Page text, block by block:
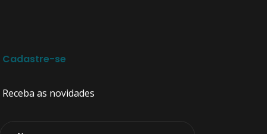
Cadastre-se
Receba as novidades